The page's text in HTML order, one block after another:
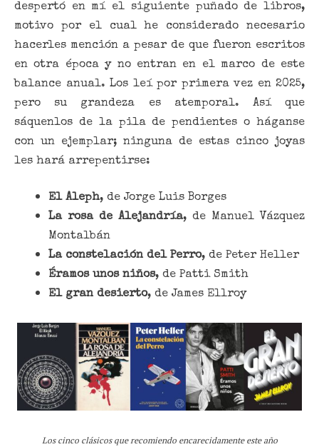
despertó en mí el siguiente puñado de libros,
motivo por el cual he considerado necesario
hacerles mención a pesar de que fueron escritos
en otra época y no entran en el marco de este
balance anual. Los leí por primera vez en 2025,
pero su grandeza es atemporal. Así que
sáquenlos de la pila de pendientes o háganse
con un ejemplar; ninguna de estas cinco joyas
les hará arrepentirse:
El Aleph, de Jorge Luis Borges
La rosa de Alejandría, de Manuel Vázquez
Montalbán
La constelación del Perro, de Peter Heller
Éramos unos niños, de Patti Smith
El gran desierto, de James Ellroy
Los cinco clásicos que recomiendo encarecidamente este año